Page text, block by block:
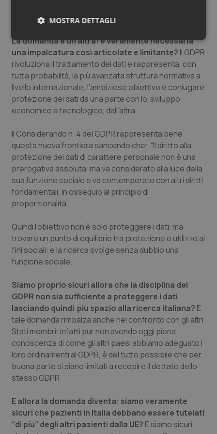
previsto dal GDPR.
La domanda è un’altra: è veramente necessaria
una impalcatura così articolate e limitante? Il GDPR
rivoluziona il trattamento dei dati e rappresenta, con
tutta probabilità, la più avanzata struttura normativa a
livello internazionale; l’ambizioso obiettivo è coniugare
protezione dei dati da una parte con lo sviluppo
economico e tecnologico, dall’altra.
Il Considerando n. 4 del GDPR rappresenta bene
questa nuova frontiera sancendo che: “Il diritto alla
protezione dei dati di carattere personale non è una
prerogativa assoluta, ma va considerato alla luce della
sua funzione sociale e va contemperato con altri diritti
fondamentali, in ossequio al principio di
proporzionalità”.
Quindi l’obiettivo non è solo proteggere i dati, ma
trovare un punto di equilibrio tra protezione e utilizzo ai
fini sociali: e la ricerca svolge senza dubbio una
funzione sociale.
Siamo proprio sicuri allora che la disciplina del
GDPR non sia sufficiente a proteggere i dati
lasciando quindi più spazio alla ricerca italiana? E
tale domanda rimbalza anche nel confronto con gli altri
Stati membri: infatti pur non avendo oggi piena
conoscenza di come gli altri paesi abbiamo adeguato i
loro ordinamenti al GDPR, è del tutto possibile che per
buona parte si siano limitati a recepire il dettato dello
stesso GDPR
E allora la domanda diventa: siamo veramente
sicuri che pazienti in Italia debbano essere tutelati
“di più” degli altri pazienti dalla UE? E siamo sicuri
MOSTRA DETTAGLI
Necessari Statistici Marketing
Necessari Statistici Marketing
sito web abilitandone funzionalità di base quali la
navigazione sulle pagine e l'accesso alle aree
protette del sito. Il sito web non è in grado di
funzionare correttamente senza questi cookie.
Nome
Fornitore/Dominio
YouTube
.youtube.com
CookieScriptConsent
CookieScript
www.quotidianosanita.it
5